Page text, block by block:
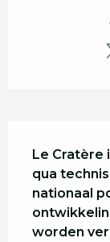
Beschrijving
Le Cratère
qua
nationaal
worden